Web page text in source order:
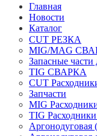
Главная
Новости
Каталог
CUT РЕЗКА
MIG/MAG
Запасные части
TIG СВАРКА
CUT
Запчасти
MIG
TIG
Аргонодуговая